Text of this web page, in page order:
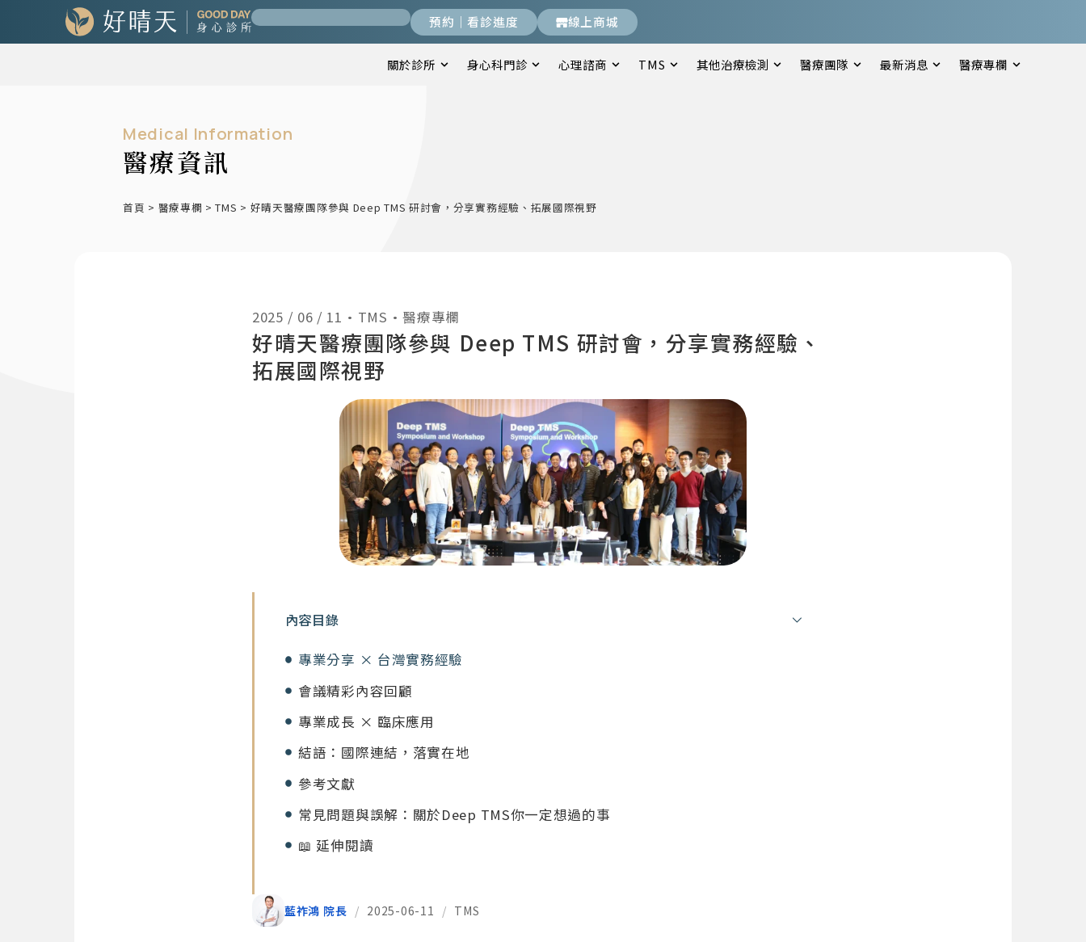
預約｜看診進度 線上商城
關於診所 身心科門診 心理諮商 TMS 其他治療檢測 醫療團隊 最新消息 醫療專欄
Medical Information
醫療資訊
首頁 > 醫療專欄 >TMS > 好晴天醫療團隊參與 Deep TMS 研討會，分享實務經驗、拓展國際視野
2025 / 06 / 11 • TMS •醫療專欄
好晴天醫療團隊參與 Deep TMS 研討會，分享實務經驗、
拓展國際視野
內容目錄
專業分享 × 台灣實務經驗
會議精彩內容回顧
專業成長 × 臨床應用
結語：國際連結，落實在地
參考文獻
常見問題與誤解：關於Deep TMS你一定想過的事
📖 延伸閱讀
藍祚鴻 院長 / 2025-06-11 / TMS